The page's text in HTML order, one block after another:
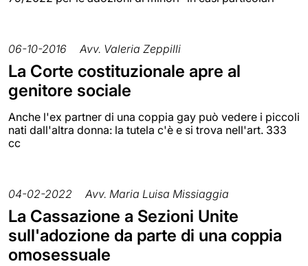
06-10-2016 Avv. Valeria Zeppilli
La Corte costituzionale apre al
genitore sociale
Anche l'ex partner di una coppia gay può vedere i piccoli
nati dall'altra donna: la tutela c'è e si trova nell'art. 333
cc
04-02-2022 Avv. Maria Luisa Missiaggia
La Cassazione a Sezioni Unite
sull'adozione da parte di una coppia
omosessuale